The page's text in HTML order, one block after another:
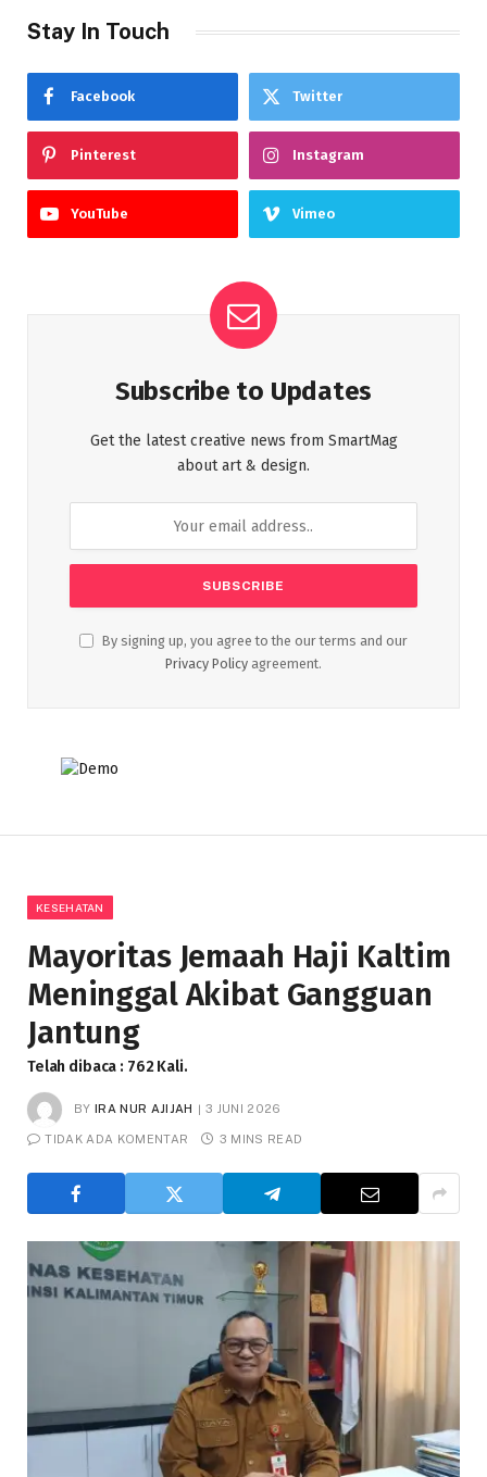
Stay In Touch
Facebook Twitter
Pinterest Instagram
YouTube Vimeo
Subscribe to Updates
Get the latest creative news from SmartMag
about art & design.
By signing up, you agree to the our terms and our
Privacy Policy agreement.
KESEHATAN
Mayoritas Jemaah Haji Kaltim
Meninggal Akibat Gangguan
Jantung
Telah dibaca : 762 Kali.
BY IRA NUR AJIJAH 3 JUNI 2026
TIDAK ADA KOMENTAR 3 MINS READ